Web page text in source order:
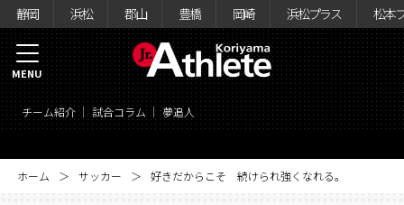
静岡 浜松 郡山 豊橋 岡崎 浜松プラス 松本
チーム紹介 試合コラム 夢追人
MENU
ホーム サッカー 好きだからこそ 続けられ強くなれる。